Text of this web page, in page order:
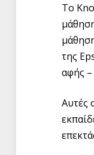
Το
της
αφής
Αυτές